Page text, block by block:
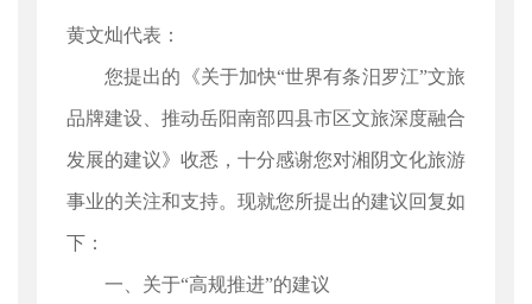
黄文灿代表：
您提出的《关于加快“世界有条汨罗江”文旅
品牌建设、推动岳阳南部四县市区文旅深度融合
发展的建议》收悉，十分感谢您对湘阴文化旅游
事业的关注和支持。现就您所提出的建议回复如
下：
一、关于“高规推进”的建议